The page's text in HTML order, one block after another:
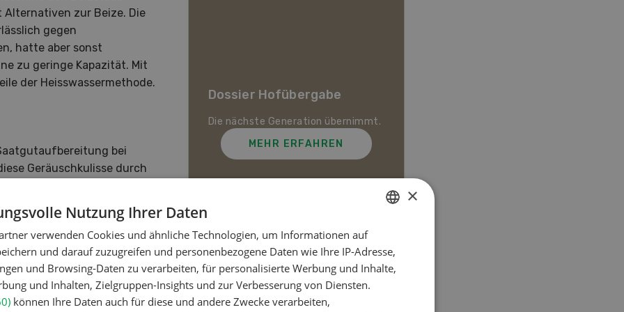
zur Beize. Die
gegen
hatte aber sonst
zu geringe Kapazität. Mit
der Heisswassermethode.
bei
Geräuschkulisse durch
hat.
eine normale
andere Bedingungen als
das Saatgut feuchter
pro Saatgutkorn nur
Saatgut nicht schadet,
Tierarzt
MEHR ERFAHREN
Dossier Hofübergabe
Die nächste Generation übernimmt.
MEHR ERFAHREN
Meistgelesene Artikel
Nutztiere
FRENCH
×
Nutzung Ihrer Daten
verwenden Cookies und ähnliche Technologien, um Informationen auf
und darauf zuzugreifen und personenbezogene Daten wie Ihre IP-Adresse,
und Browsing-Daten zu verarbeiten, für personalisierte Werbung und Inhalte,
und Inhalten, Zielgruppen-Insights und zur Verbesserung von Diensten.
können Ihre Daten auch für diese und andere Zwecke verarbeiten,